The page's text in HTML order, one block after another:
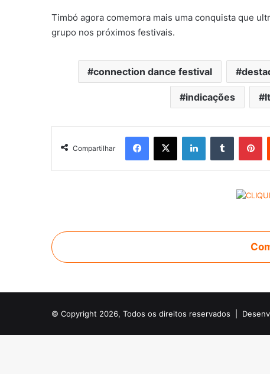
Timbó agora comemora mais uma conquista que
grupo nos próximos festivais.
connection dance festival
indicações
Compartilhar
© Copyright 2026, Todos os direitos reservados |